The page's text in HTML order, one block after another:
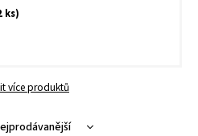
ks)
více produktů